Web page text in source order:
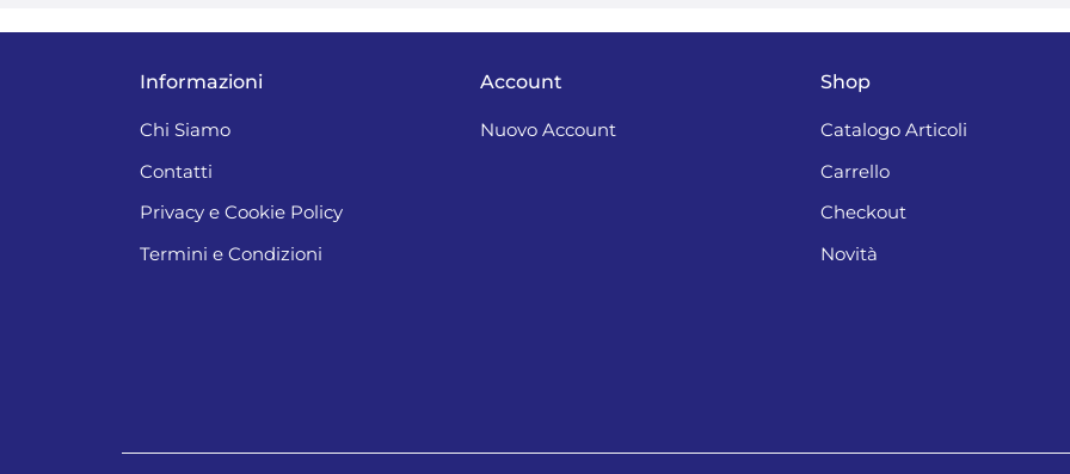
Informazioni
Chi Siamo
Contatti
Privacy e Cookie Policy
Termini e Condizioni
Account
Nuovo Account
Shop
Catalogo Articoli
Carrello
Checkout
Novità